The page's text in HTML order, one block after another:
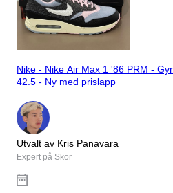
Nike - Nike Air Max 1 '86 PRM -
42.5 - Ny med prislapp
Utvalt av Kris Panavara
Expert på Skor